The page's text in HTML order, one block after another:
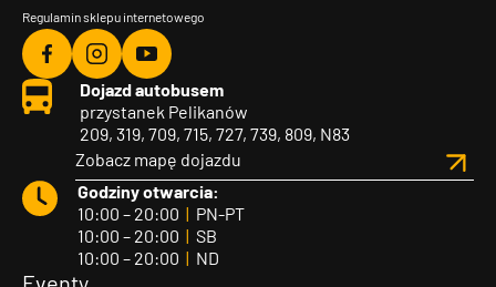
Regulamin sklepu internetowego
Agvo
Facebook
Agvo
Instagram
Agvo
YouTube
Dojazd autobusem
przystanek Pelikanów
209, 319, 709, 715, 727, 739, 809, N83
Zobacz mapę dojazdu
Godziny otwarcia:
10:00 – 20:00 | PN-PT
10:00 – 20:00 | SB
10:00 – 20:00 | ND